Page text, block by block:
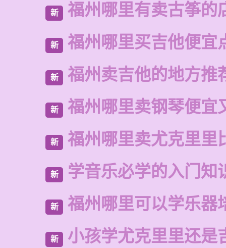
新 福州哪里有卖古筝的
新 福州哪里买吉他便宜
新 福州卖吉他的地方推
新 福州哪里卖钢琴便宜
新 福州哪里卖尤克里里
新 学音乐必学的入门知
新 福州哪里可以学乐器
新 小孩学尤克里里还是